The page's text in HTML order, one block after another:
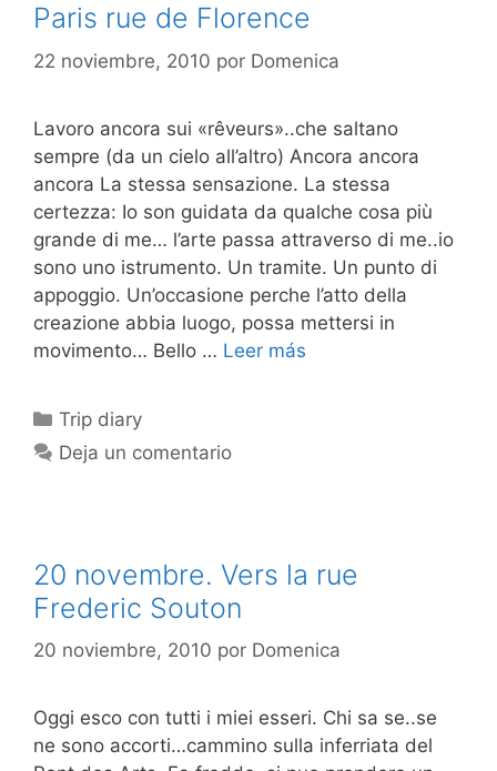
Paris rue de Florence
22 noviembre, 2010 por Domenica
Lavoro ancora sui «rêveurs»..che saltano
sempre (da un cielo all’altro) Ancora ancora
ancora La stessa sensazione. La stessa
certezza: Io son guidata da qualche cosa più
grande di me… l’arte passa attraverso di me..io
sono uno istrumento. Un tramite. Un punto di
appoggio. Un’occasione perche l’atto della
creazione abbia luogo, possa mettersi in
movimento… Bello … Leer más
Categorías
Trip diary
Deja un comentario
20 novembre. Vers la rue
Frederic Souton
20 noviembre, 2010 por Domenica
Oggi esco con tutti i miei esseri. Chi sa se..se
ne sono accorti…cammino sulla inferriata del